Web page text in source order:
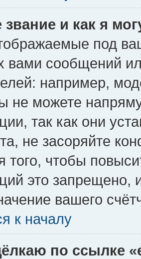
звание и как я
под
вами сообщений
например,
не можете
так как они
не засоряйте
того, чтобы
это запрещено,
вашего
к началу
по ссылке